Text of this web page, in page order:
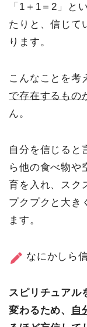
「1＋1＝2」と
たりと、信じて
ります。
こんなことを考
で存在するもの
ん。
自分を信じると
ら他の食べ物や
育を入れ、スク
プクプクと大き
ます。
なにかしら
スピリチュアル
変わるため、
自